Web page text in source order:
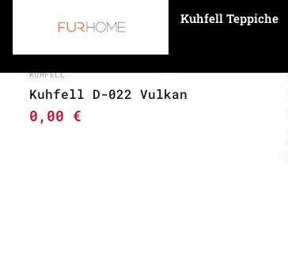
Kuhfell Teppiche
Startseite bordo
KUHFELL
Kuhfell D-022 Vulkan
0,00 €